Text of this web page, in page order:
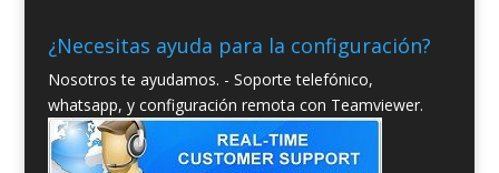
¿Necesitas ayuda para la configuración?
Nosotros te ayudamos. - Soporte telefónico,
whatsapp, y configuración remota con Teamviewer.